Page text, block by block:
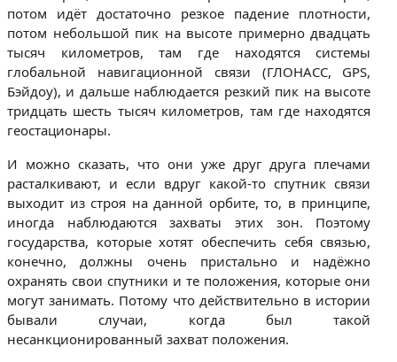
потом идёт достаточно резкое падение плотности,
потом небольшой пик на высоте примерно двадцать
тысяч километров, там где находятся системы
глобальной навигационной связи (ГЛОНАСС, GPS,
Бэйдоу), и дальше наблюдается резкий пик на высоте
тридцать шесть тысяч километров, там где находятся
геостационары.
И можно сказать, что они уже друг друга плечами
расталкивают, и если вдруг какой-то спутник связи
выходит из строя на данной орбите, то, в принципе,
иногда наблюдаются захваты этих зон. Поэтому
государства, которые хотят обеспечить себя связью,
конечно, должны очень пристально и надёжно
охранять свои спутники и те положения, которые они
могут занимать. Потому что действительно в истории
бывали случаи, когда был такой
несанкционированный захват положения.